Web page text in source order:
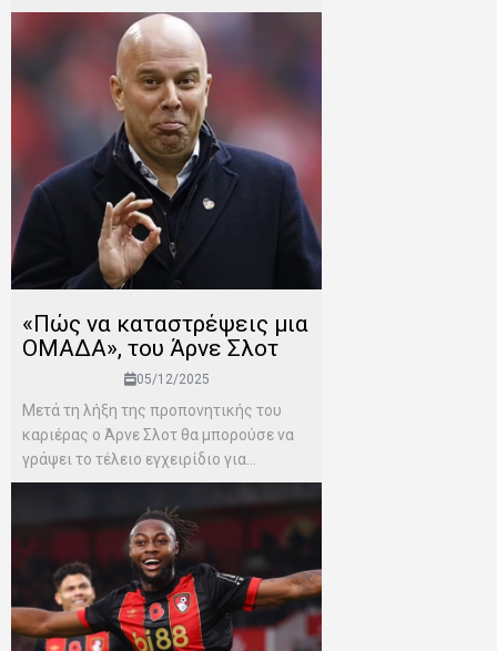
«Πώς να καταστρέψεις μια
ΟΜΑΔΑ», του Άρνε Σλοτ
05/12/2025
Μετά τη λήξη της προπονητικής του
καριέρας ο Άρνε Σλοτ θα μπορούσε να
γράψει το τέλειο εγχειρίδιο για...